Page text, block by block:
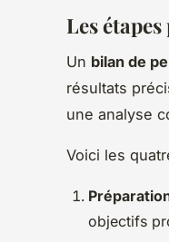
Les
Un bilan de
résultats
une analyse
Voici les
objectifs